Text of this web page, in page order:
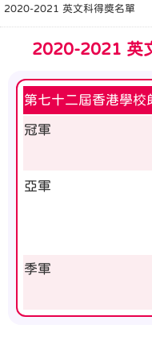
2020-2021 英文科得奬名單
2020-2021 英
第七十二屆香港學校
冠軍
亞軍
季軍